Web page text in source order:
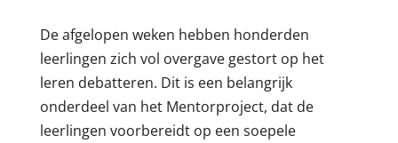
De afgelopen weken hebben honderden
leerlingen zich vol overgave gestort op het
leren debatteren. Dit is een belangrijk
onderdeel van het Mentorproject, dat de
leerlingen voorbereidt op een soepele